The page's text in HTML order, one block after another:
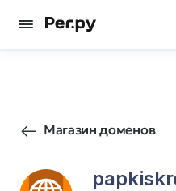
Магазин доменов